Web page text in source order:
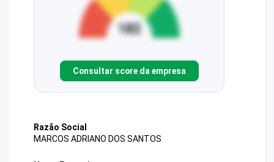
Consultar score da empresa
Razão Social
MARCOS ADRIANO DOS SANTOS